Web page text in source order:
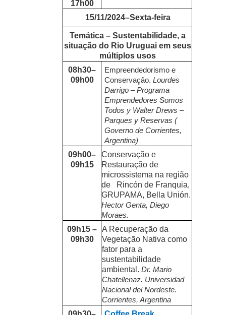
17h00
15/11/2024–Sexta-feira
Temática – Sustentabilidade, a
situação do Rio Uruguai em seus
múltiplos usos
08h30–
09h00
Empreendedorismo e
Conservação.Lourdes
Darrigo – Programa
Emprendedores Somos
Todos y Walter Drews –
Parques y Reservas (
Governo de Corrientes,
Argentina)
09h00–
09h15
Conservação e
Restauração de
microssistema na região
de Rincón de Franquia,
GRUPAMA, Bella Unión.
Hector Genta, Diego
Moraes.
09h15 –
09h30
A Recuperação da
Vegetação Nativa como
fator para a
sustentabilidade
ambiental.Dr. Mario
Chatellenaz. Universidad
Nacional del Nordeste.
Corrientes, Argentina